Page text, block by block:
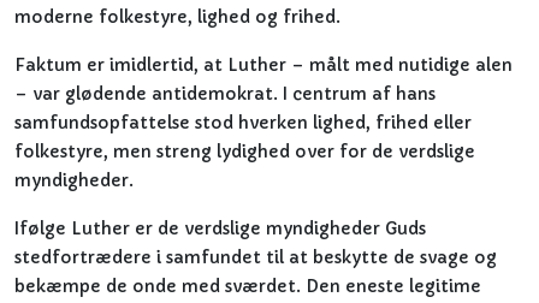
moderne folkestyre, lighed og frihed.
Faktum er imidlertid, at Luther – målt med nutidige alen
– var glødende antidemokrat. I centrum af hans
samfundsopfattelse stod hverken lighed, frihed eller
folkestyre, men streng lydighed over for de verdslige
myndigheder.
Ifølge Luther er de verdslige myndigheder Guds
stedfortrædere i samfundet til at beskytte de svage og
bekæmpe de onde med sværdet. Den eneste legitime